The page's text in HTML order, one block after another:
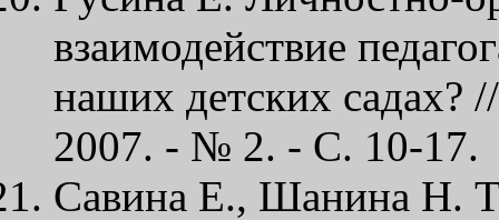
взаимодействие
наших детских садах?
2007. - № 2. - С. 10-17.
Савина Е., Шанина Н.